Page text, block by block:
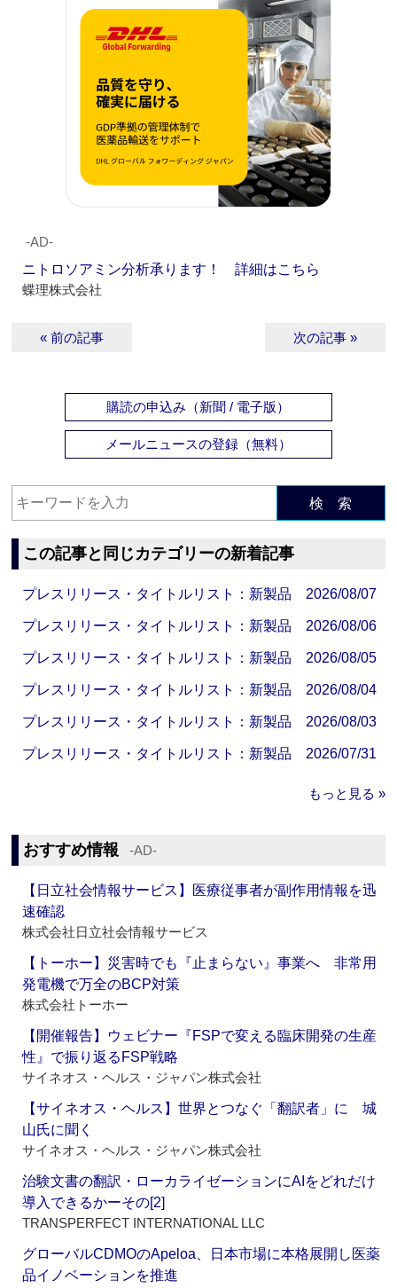
‐AD‐
ニトロソアミン分析承ります！ 詳細はこちら
蝶理株式会社
« 前の記事 次の記事 »
購読の申込み（新聞 / 電子版）
メールニュースの登録（無料）
検 索
この記事と同じカテゴリーの新着記事
プレスリリース・タイトルリスト：新製品 2026/08/07
プレスリリース・タイトルリスト：新製品 2026/08/06
プレスリリース・タイトルリスト：新製品 2026/08/05
プレスリリース・タイトルリスト：新製品 2026/08/04
プレスリリース・タイトルリスト：新製品 2026/08/03
プレスリリース・タイトルリスト：新製品 2026/07/31
もっと見る »
おすすめ情報 ‐AD‐
【日立社会情報サービス】医療従事者が副作用情報を迅
速確認
株式会社日立社会情報サービス
【トーホー】災害時でも『止まらない』事業へ 非常用
発電機で万全のBCP対策
株式会社トーホー
【開催報告】ウェビナー『FSPで変える臨床開発の生産
性』で振り返るFSP戦略
サイネオス・ヘルス・ジャパン株式会社
【サイネオス・ヘルス】世界とつなぐ「翻訳者」に 城
山氏に聞く
サイネオス・ヘルス・ジャパン株式会社
治験文書の翻訳・ローカライゼーションにAIをどれだけ
導入できるかーその[2]
TRANSPERFECT INTERNATIONAL LLC
グローバルCDMOのApeloa、日本市場に本格展開し医薬
品イノベーションを推進